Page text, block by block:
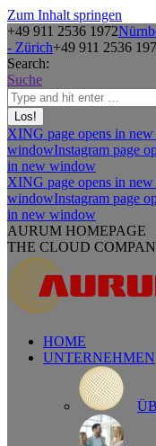
Zum Inhalt springen
+49 911 2536 1972
- Zürich+49 911 2536
Search:
Suche
XING page opens in
windowInstagram page
in new window
XING page opens in
windowInstagram page
in new window
AURUM HOMEPAGE
THE CLOUD
HOME
UNTERNEHMEN